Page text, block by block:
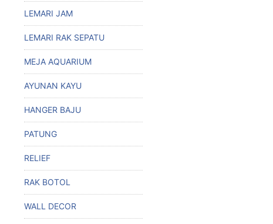
LEMARI JAM
LEMARI RAK SEPATU
MEJA AQUARIUM
AYUNAN KAYU
HANGER BAJU
PATUNG
RELIEF
RAK BOTOL
WALL DECOR